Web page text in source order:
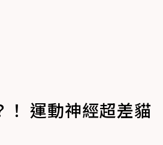
！ 運動神經超差貓